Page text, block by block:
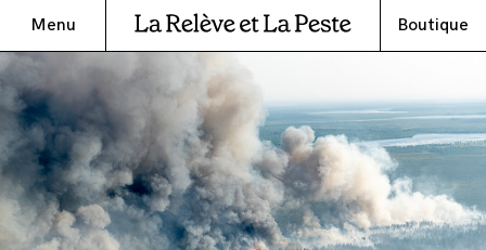
Menu Boutique